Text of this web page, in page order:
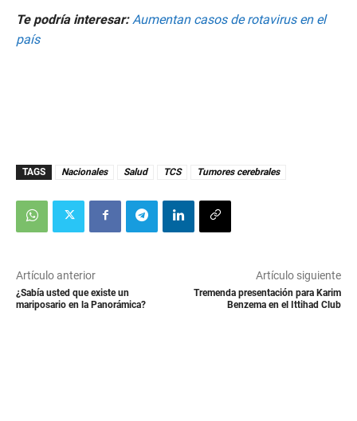
Te podría interesar: Aumentan casos de rotavirus en el
país
TAGS Nacionales Salud TCS Tumores cerebrales
Artículo anterior
¿Sabía usted que existe un
mariposario en la Panorámica?
Artículo siguiente
Tremenda presentación para Karim
Benzema en el Ittihad Club